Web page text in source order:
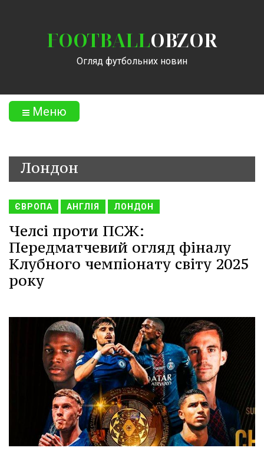
FOOTBALLOBZOR
Огляд футбольних новин
Меню
Лондон
ЄВРОПА АНГЛІЯ ЛОНДОН
Челсі проти ПСЖ:
Передматчевий огляд фіналу
Клубного чемпіонату світу 2025
року